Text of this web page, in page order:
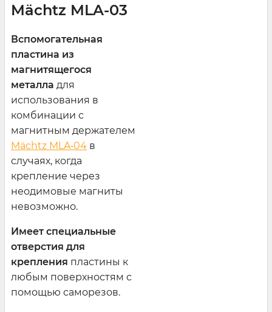
Mächtz MLA-03
Вспомогательная
пластина из
магнитящегося
металла для
использования в
комбинации с
магнитным держателем
Mächtz MLA‑04 в
случаях, когда
крепление через
неодимовые магниты
невозможно.
Имеет специальные
отверстия для
крепления пластины к
любым поверхностям с
помощью саморезов.